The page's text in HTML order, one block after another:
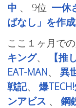
中 、 9位: 一休
ばなし」を作
ここ１ヶ月で
キング、 【推
EAT-MAN、 異
戦記、 爆
ンアビス 、 鋼